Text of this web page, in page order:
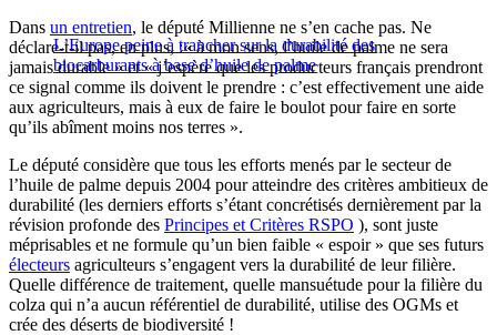
L’Europe peine à trancher sur la durabilité des
biocarburants à base d’huile de palme
Dans un entretien, le député Millienne ne s’en cache pas. Ne
déclare-t-il pas, en plus, :« à mon sens, l’huile de palme ne sera
jamais durable » et « j’espère que les producteurs français prendront
ce signal comme ils doivent le prendre : c’est effectivement une aide
aux agriculteurs, mais à eux de faire le boulot pour faire en sorte
qu’ils abîment moins nos terres ».
Le député considère que tous les efforts menés par le secteur de
l’huile de palme depuis 2004 pour atteindre des critères ambitieux de
durabilité (les derniers efforts s’étant concrétisés dernièrement par la
révision profonde des Principes et Critères RSPO ), sont juste
méprisables et ne formule qu’un bien faible « espoir » que ses futurs
électeurs agriculteurs s’engagent vers la durabilité de leur filière.
Quelle différence de traitement, quelle mansuétude pour la filière du
colza qui n’a aucun référentiel de durabilité, utilise des OGMs et
crée des déserts de biodiversité !